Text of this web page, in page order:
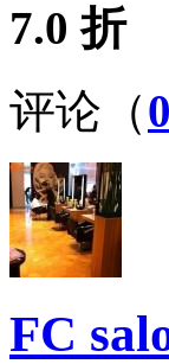
7.0 折
评论（0
FC